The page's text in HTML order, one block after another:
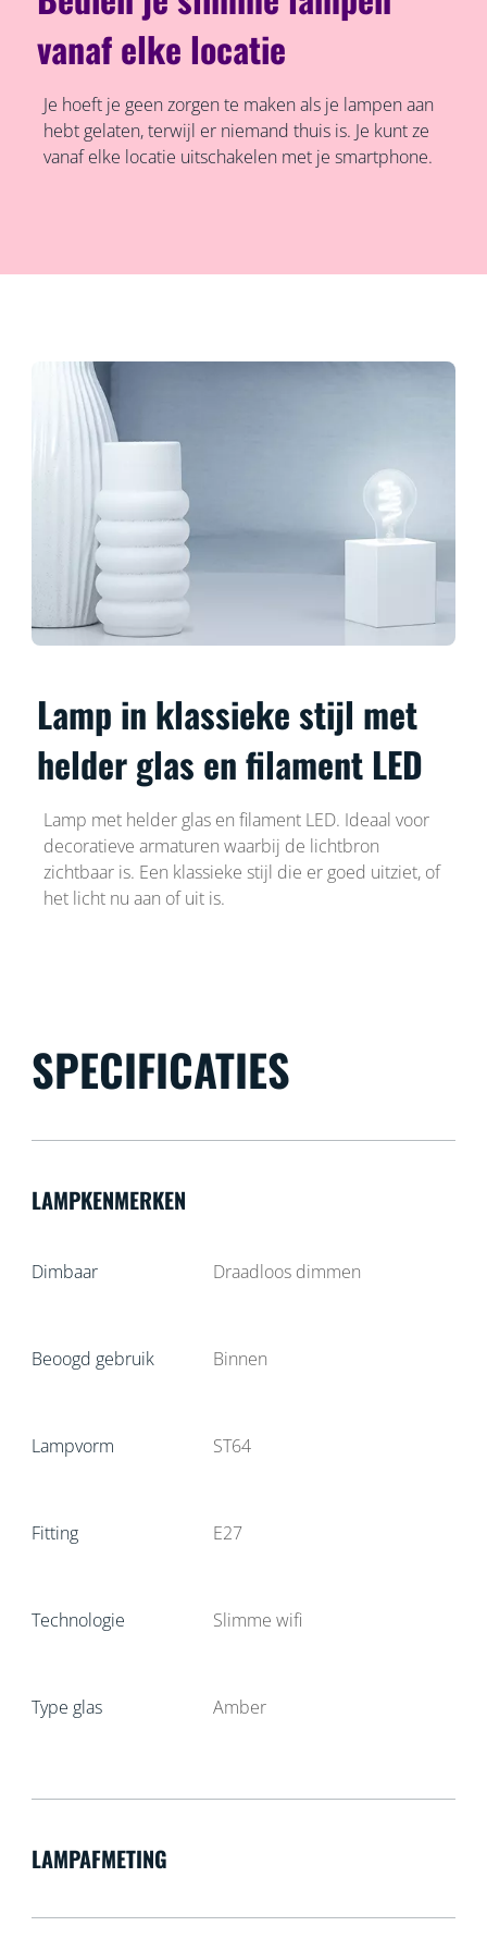
vanaf elke locatie
Je hoeft je geen zorgen te maken als je lampen aan
hebt gelaten, terwijl er niemand thuis is. Je kunt ze
vanaf elke locatie uitschakelen met je smartphone.
Lamp in klassieke stijl met
helder glas en filament LED
Lamp met helder glas en filament LED. Ideaal voor
decoratieve armaturen waarbij de lichtbron
zichtbaar is. Een klassieke stijl die er goed uitziet, of
het licht nu aan of uit is.
SPECIFICATIES
LAMPKENMERKEN
Dimbaar Draadloos dimmen
Beoogd gebruik Binnen
Lampvorm ST64
Fitting E27
Technologie Slimme wifi
Type glas Amber
LAMPAFMETING